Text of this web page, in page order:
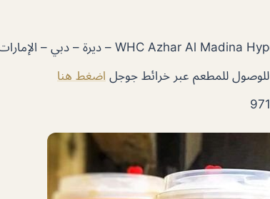
للوصول للمطعم عبر خرائط جوجل اضغط هنا